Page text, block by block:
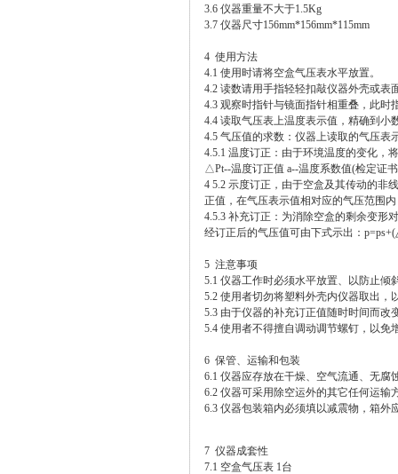
3.6 仪器重量不大于1.5Kg
3.7 仪器尺寸156mm*156mm*115mm
4 使用方法
4.1 使用时请将空盒气压表水平放置。
4.2 读数请用手指轻轻扣敲仪器外壳或表
4.3 观察时指针与镜面指针相重叠，此
4.4 读取气压表上温度表示值，精确到小
4.5 气压值的求数：仪器上读取的气压表
4.5.1 温度订正：由于环境温度的变化，
△Pt--温度订正值 a--温度系数值(检定证
4 5.2 示度订正，由于空盒及其传动的非
正值，在气压表示值相对应的气压范围
4.5.3 补充订正：为消除空盒的剩余变形
经订正后的气压值可由下式示出：
5 注意事项
5.1 仪器工作时必须水平放置、以防止倾
5.2 使用者切勿将塑料外壳内仪器取出
5.3 由于仪器的补充订正值随时时间而
5.4 使用者不得擅自调动调节螺钉，以免
6 保管、运输和包装
6.1 仪器应存放在干燥、空气流通、无腐
6.2 仪器可采用除空运外的其它任何运输
6.3 仪器包装箱内必须填以减震物，箱外
7 仪器成套性
7.1 空盒气压表 1台